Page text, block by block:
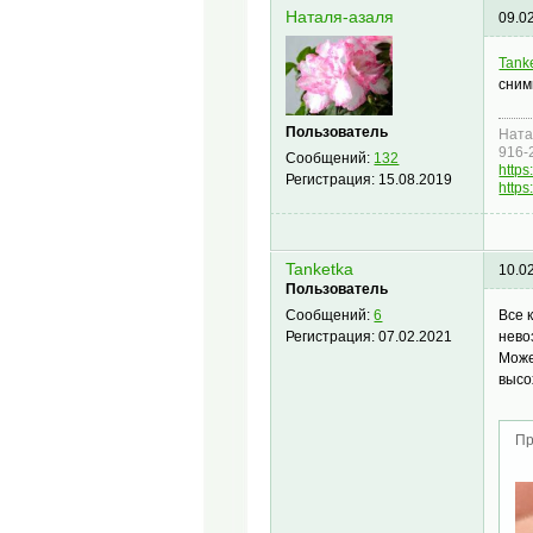
Наталя-азаля
Пользователь
Сообщений: 132
Регистрация: 15.08.2019
916-
Tanketka
Пользователь
Сообщений:6
Регистрация:07.02.2021
Все